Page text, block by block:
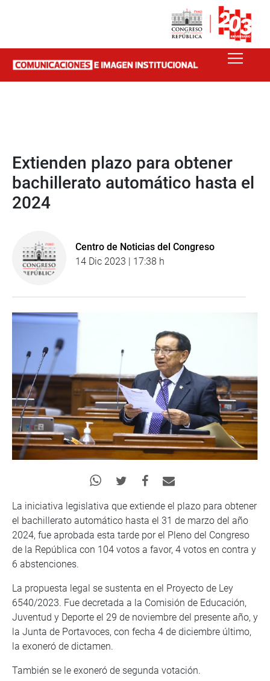
Extienden plazo para obtener
bachillerato automático hasta el
2024
Centro de Noticias del Congreso
14 Dic 2023 | 17:38 h
La iniciativa legislativa que extiende el plazo para obtener
el bachillerato automático hasta el 31 de marzo del año
2024, fue aprobada esta tarde por el Pleno del Congreso
de la República con 104 votos a favor, 4 votos en contra y
6 abstenciones.
La propuesta legal se sustenta en el Proyecto de Ley
6540/2023. Fue decretada a la Comisión de Educación,
Juventud y Deporte el 29 de noviembre del presente año, y
la Junta de Portavoces, con fecha 4 de diciembre último,
la exoneró de dictamen.
También se le exoneró de segunda votación.